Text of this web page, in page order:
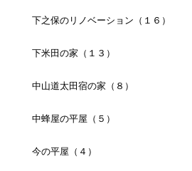
下之保のリノベーション（１６）
下米田の家（１３）
中山道太田宿の家（８）
中蜂屋の平屋（５）
今の平屋（４）